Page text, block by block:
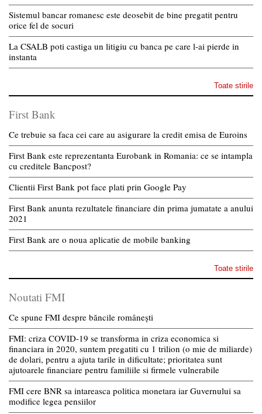
Sistemul bancar romanesc este deosebit de bine pregatit pentru
orice fel de socuri
La CSALB poti castiga un litigiu cu banca pe care l-ai pierde in
instanta
Toate stirile
First Bank
Ce trebuie sa faca cei care au asigurare la credit emisa de Euroins
First Bank este reprezentanta Eurobank in Romania: ce se intampla
cu creditele Bancpost?
Clientii First Bank pot face plati prin Google Pay
First Bank anunta rezultatele financiare din prima jumatate a anului
2021
First Bank are o noua aplicatie de mobile banking
Toate stirile
Noutati FMI
Ce spune FMI despre băncile românești
FMI: criza COVID-19 se transforma in criza economica si
financiara in 2020, suntem pregatiti cu 1 trilion (o mie de miliarde)
de dolari, pentru a ajuta tarile in dificultate; prioritatea sunt
ajutoarele financiare pentru familiile si firmele vulnerabile
FMI cere BNR sa intareasca politica monetara iar Guvernului sa
modifice legea pensiilor